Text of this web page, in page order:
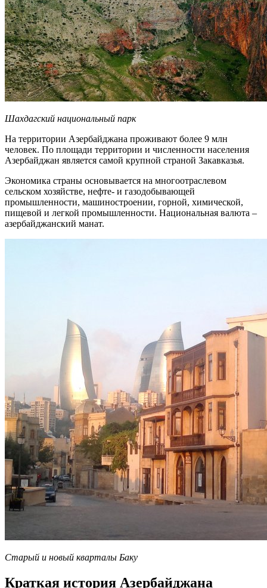
Шахдагский национальный парк
На территории Азербайджана проживают более 9 млн
человек. По площади территории и численности населения
Азербайджан является самой крупной страной Закавказья.
Экономика страны основывается на многоотраслевом
сельском хозяйстве, нефте- и газодобывающей
промышленности, машиностроении, горной, химической,
пищевой и легкой промышленности. Национальная валюта –
азербайджанский манат.
Старый и новый кварталы Баку
Краткая история Азербайджана